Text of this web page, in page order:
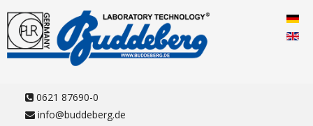
0621 87690-0
info@buddeberg.de